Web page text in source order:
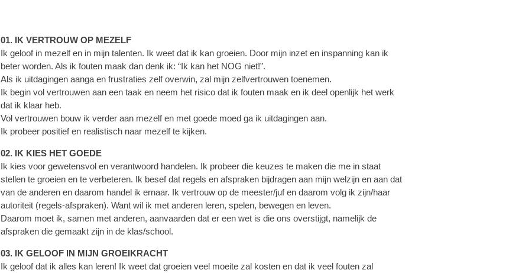
01. IK VERTROUW OP MEZELF
Ik geloof in mezelf en in mijn talenten. Ik weet dat ik kan groeien. Door mijn inzet en inspanning kan ik
beter worden. Als ik fouten maak dan denk ik: “Ik kan het NOG niet!”.
Als ik uitdagingen aanga en frustraties zelf overwin, zal mijn zelfvertrouwen toenemen.
Ik begin vol vertrouwen aan een taak en neem het risico dat ik fouten maak en ik deel openlijk het werk
dat ik klaar heb.
Vol vertrouwen bouw ik verder aan mezelf en met goede moed ga ik uitdagingen aan.
Ik probeer positief en realistisch naar mezelf te kijken.
02. IK KIES HET GOEDE
Ik kies voor gewetensvol en verantwoord handelen. Ik probeer die keuzes te maken die me in staat
stellen te groeien en te verbeteren. Ik besef dat regels en afspraken bijdragen aan mijn welzijn en aan dat
van de anderen en daarom handel ik ernaar. Ik vertrouw op de meester/juf en daarom volg ik zijn/haar
autoriteit (regels-afspraken). Want wil ik met anderen leren, spelen, bewegen en leven.
Daarom moet ik, samen met anderen, aanvaarden dat er een wet is die ons overstijgt, namelijk de
afspraken die gemaakt zijn in de klas/school.
03. IK GELOOF IN MIJN GROEIKRACHT
Ik geloof dat ik alles kan leren! Ik weet dat groeien veel moeite zal kosten en dat ik veel fouten zal